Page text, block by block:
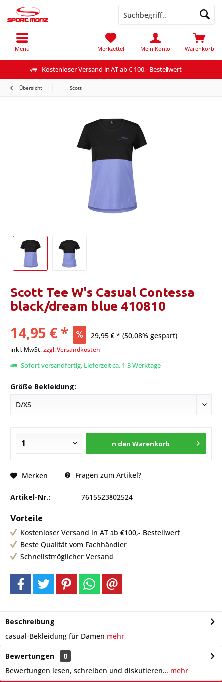
Kostenloser Versand in AT ab € 100,- Bestellwert
Menü Warenkorb
Merkzettel Mein Konto
Übersicht Scott
Scott Tee W's Casual Contessa
black/dream blue 410810
14,95 € * 29,95 € * (50,08% gespart)
inkl. MwSt.zzgl. Versandkosten
Sofort versandfertig, Lieferzeit ca. 1-3 Werktage
Größe Bekleidung:
In den Warenkorb
Merken Fragen zum Artikel?
Artikel-Nr.: 7615523802524
Vorteile
Kostenloser Versand in AT ab €100,- Bestellwert
Beste Qualität vom Fachhändler
Schnellstmöglicher Versand
Beschreibung
casual-Bekleidung für Damen mehr
Bewertungen
0
Bewertungen lesen, schreiben und diskutieren... mehr